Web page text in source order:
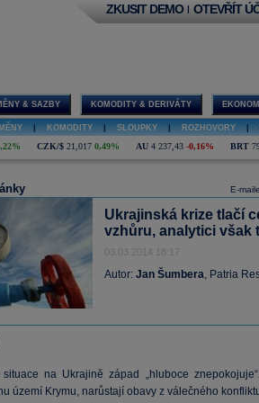
ZKUSIT DEMO | OTEVŘÍT
& SAZBY KOMODITY & DERIVÁTY
MĚNY KOMODITY SLOUPKY ROZHOVORY
CZK/$ 21,017 0,49% AU 4 237,43 -0,16% BRT
E-
Ukrajinská krize tlačí
vzhůru, analytici však
03.03.2014 18:17
Autor: Jan Šumbera, Patria
na Ukrajině západ „hluboce
území Krymu, narůstají obavy z válečného